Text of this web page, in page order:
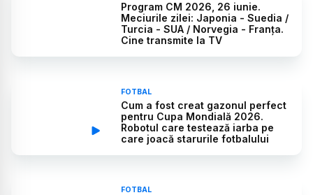
Program CM 2026, 26 iunie.
Meciurile zilei: Japonia - Suedia /
Turcia - SUA / Norvegia - Franța.
Cine transmite la TV
FOTBAL
Cum a fost creat gazonul perfect
pentru Cupa Mondială 2026.
Robotul care testează iarba pe
care joacă starurile fotbalului
FOTBAL